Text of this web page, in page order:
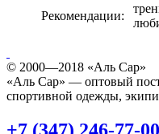
Рекомендации:
© 2000—2018 «Аль Сар»
«Аль Сар» — оптовый
спортивной одежды,
+7 (347) 246-77-00